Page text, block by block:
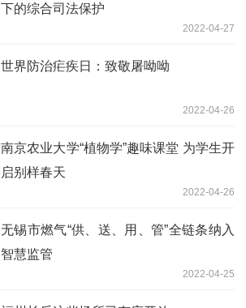
下的综合司法保护
2022-04-27
世界防治疟疾日：致敬屠呦呦
2022-04-26
南京农业大学“植物学”趣味课堂 为学生开
启别样春天
2022-04-26
无锡市燃气“供、送、用、管”全链条纳入
智慧监管
2022-04-25